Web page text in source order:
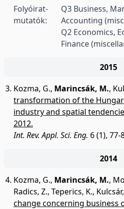
Folyóirat-
mutatók:
Q3 Business,
Accounting
Q2 Economics,
Finance
2015
Kozma, G., Marincsák, M.,
transformation of the
industry and spatial
2012.
Int. Rev. Appl. Sci. Eng. 6 (1), 77-
2014
Kozma, G., Marincsák, M.,
Radics, Z., Teperics, K.,
change concerning business